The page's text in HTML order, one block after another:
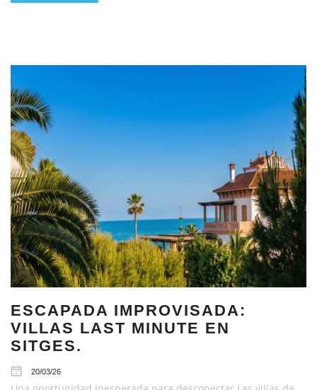
ESCAPADA IMPROVISADA:
VILLAS LAST MINUTE EN
SITGES.
20/03/26